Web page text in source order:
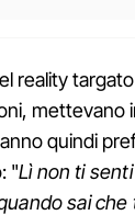
reality
mettevano
quindi
"Lì non ti
sai